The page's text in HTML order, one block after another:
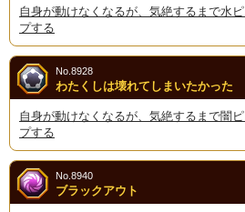
自身が動けなくなるが、気絶するまで水
プする
わたくしは壊れてしまいたかった
No.8928
自身が動けなくなるが、気絶するまで闇
プする
ブラックアウト
No.8940